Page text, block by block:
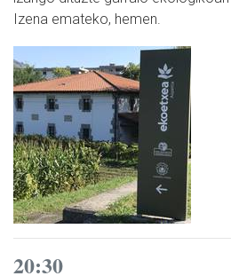
Izena emateko, hemen.
20:30